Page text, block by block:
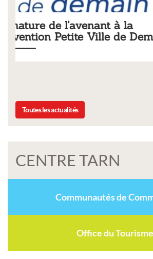
Tarifs 2026 des
municipaux
délibération du conseil
Toutes les actualités
CENTRE TARN
Communautés de
Office du Tourisme